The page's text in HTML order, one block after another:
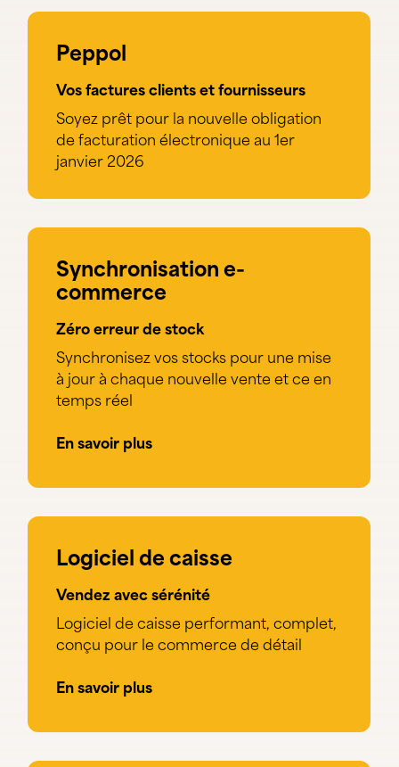
Peppol
Vos factures clients et fournisseurs
Soyez prêt pour la nouvelle obligation
de facturation électronique au 1er
janvier 2026
Synchronisation e-
commerce
Zéro erreur de stock
Synchronisez vos stocks pour une mise
à jour à chaque nouvelle vente et ce en
temps réel
En savoir plus
Logiciel de caisse
Vendez avec sérénité
Logiciel de caisse performant, complet,
conçu pour le commerce de détail
En savoir plus